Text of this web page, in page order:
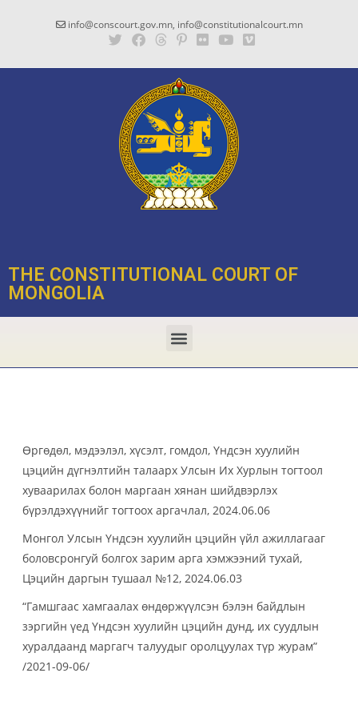
info@conscourt.gov.mn, info@constitutionalcourt.mn
THE CONSTITUTIONAL COURT OF
MONGOLIA
Өргөдөл, мэдээлэл, хүсэлт, гомдол, Үндсэн хуулийн
цэцийн дүгнэлтийн талаарх Улсын Их Хурлын тогтоол
хуваарилах болон маргаан хянан шийдвэрлэх
бүрэлдэхүүнийг тогтоох аргачлал, 2024.06.06
Монгол Улсын Үндсэн хуулийн цэцийн үйл ажиллагааг
боловсронгуй болгох зарим арга хэмжээний тухай,
Цэцийн даргын тушаал №12, 2024.06.03
“Гамшгаас хамгаалах өндөржүүлсэн бэлэн байдлын
зэргийн үед Үндсэн хуулийн цэцийн дунд, их суудлын
хуралдаанд маргагч талуудыг оролцуулах түр журам”
/2021-09-06/